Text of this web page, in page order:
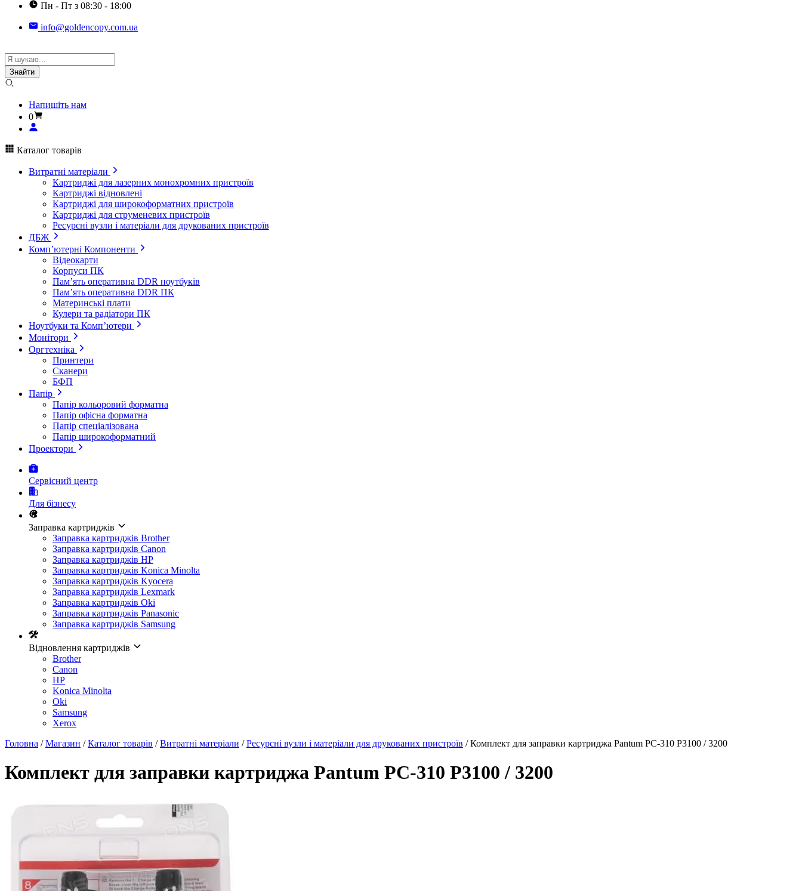
Пн - Пт з 08:30 - 18:00
info@goldencopy.com.ua
Пошук
товарів
Знайти
Напишіть нам
0
Каталог товарів
Витратні матеріали
Картриджі для лазерних монохромних пристроїв
Картриджі відновлені
Картриджі для широкоформатних пристроїв
Картриджі для струменевих пристроїв
Ресурсні вузли і матеріали для друкованих пристроїв
ДБЖ
Комп’ютерні Компоненти
Відеокарти
Корпуси ПК
Пам’ять оперативна DDR ноутбуків
Пам’ять оперативна DDR ПК
Материнські плати
Кулери та радіатори ПК
Ноутбуки та Комп’ютери
Монітори
Оргтехніка
Принтери
Сканери
БФП
Папір
Папір кольоровий форматна
Папір офісна форматна
Папір спеціалізована
Папір широкоформатний
Проектори
Сервісний центр
Для бізнесу
Заправка картриджів
Заправка картриджів Brother
Заправка картриджів Canon
Заправка картриджів HP
Заправка картриджів Konica Minolta
Заправка картриджів Kyocera
Заправка картриджів Lexmark
Заправка картриджів Oki
Заправка картриджів Panasonic
Заправка картриджів Samsung
Відновлення картриджів
Brother
Canon
HP
Konica Minolta
Oki
Samsung
Xerox
Головна /Магазин /Каталог товарів /Витратні матеріали /Ресурсні вузли і матеріали для друкованих пристроїв / Комплект для заправки картриджа Pantum PC-310 P3100 / 3200
Комплект для заправки картриджа Pantum PC-310 P3100 / 3200